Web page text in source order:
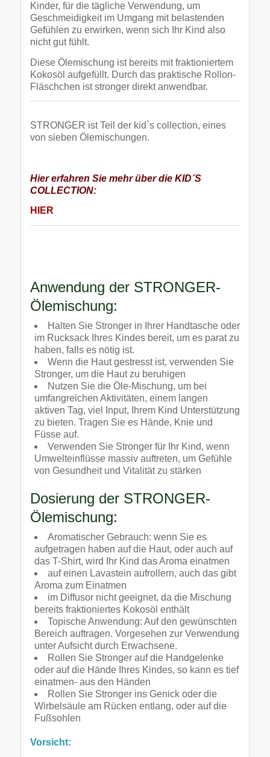
Kinder, für die tägliche Verwendung, um
Geschmeidigkeit im Umgang mit belastenden
Gefühlen zu erwirken, wenn sich Ihr Kind also
nicht gut fühlt.
Diese Ölemischung ist bereits mit fraktioniertem
Kokosöl aufgefüllt. Durch das praktische Rollon-
Fläschchen ist stronger direkt anwendbar.
STRONGER ist Teil der kid`s collection, eines
von sieben Ölemischungen.
Hier erfahren Sie mehr über die KID´S
COLLECTION:
HIER
Anwendung der STRONGER-
Ölemischung:
Halten Sie Stronger in Ihrer Handtasche oder
im Rucksack Ihres Kindes bereit, um es parat zu
haben, falls es nötig ist.
Wenn die Haut gestresst ist, verwenden Sie
Stronger, um die Haut zu beruhigen
Nutzen Sie die Öle-Mischung, um bei
umfangreichen Aktivitäten, einem langen
aktiven Tag, viel Input, Ihrem Kind Unterstützung
zu bieten. Tragen Sie es Hände, Knie und
Füsse auf.
Verwenden Sie Stronger für Ihr Kind, wenn
Umwelteinflüsse massiv auftreten, um Gefühle
von Gesundheit und Vitalität zu stärken
Dosierung der STRONGER-
Ölemischung:
Aromatischer Gebrauch: wenn Sie es
aufgetragen haben auf die Haut, oder auch auf
das T-Shirt, wird Ihr Kind das Aroma einatmen
auf einen Lavastein aufrollern, auch das gibt
Aroma zum Einatmen
im Diffusor nicht geeignet, da die Mischung
bereits fraktioniertes Kokosöl enthält
Topische Anwendung: Auf den gewünschten
Bereich auftragen. Vorgesehen zur Verwendung
unter Aufsicht durch Erwachsene.
Rollen Sie Stronger auf die Handgelenke
oder auf die Hände Ihres Kindes, so kann es tief
einatmen- aus den Händen
Rollen Sie Stronger ins Genick oder die
Wirbelsäule am Rücken entlang, oder auf die
Fußsohlen
Vorsicht: